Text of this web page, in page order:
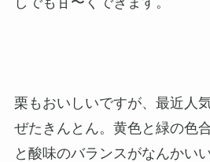
栗もおいしいですが、最近人
ぜたきんとん。黄色と緑の色
と酸味のバランスがなんかい